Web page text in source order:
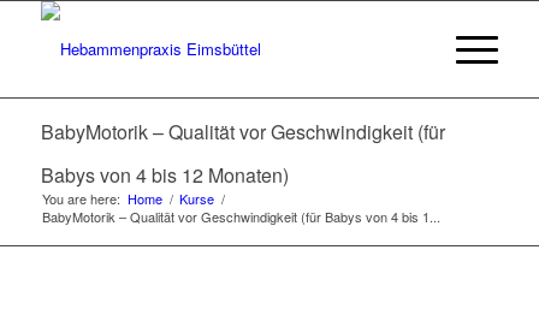
BabyMotorik – Qualität vor Geschwindigkeit (für
Babys von 4 bis 12 Monaten)
You are here: Home / Kurse /
BabyMotorik – Qualität vor Geschwindigkeit (für Babys von 4 bis 1...